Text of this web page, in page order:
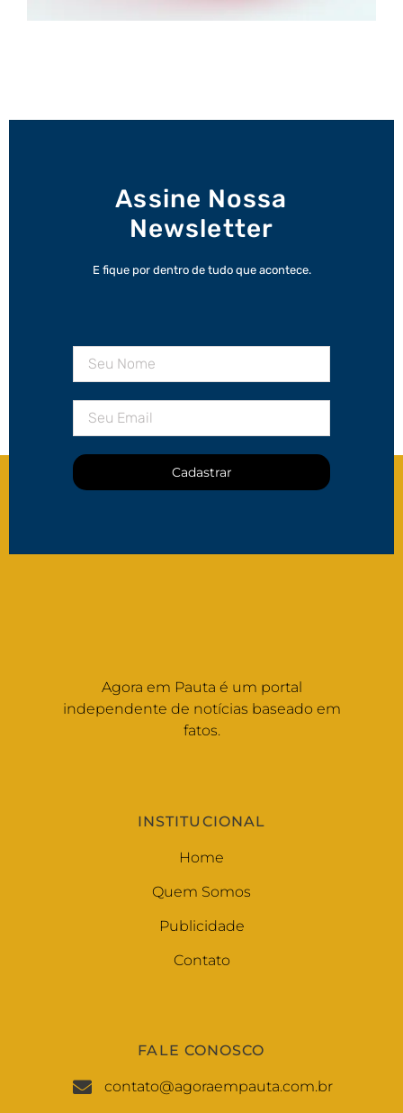
Assine Nossa
Newsletter
E fique por dentro de tudo que acontece.
Cadastrar
Agora em Pauta é um portal
independente de notícias baseado em
fatos.
INSTITUCIONAL
Home
Quem Somos
Publicidade
Contato
FALE CONOSCO
contato@agoraempauta.com.br